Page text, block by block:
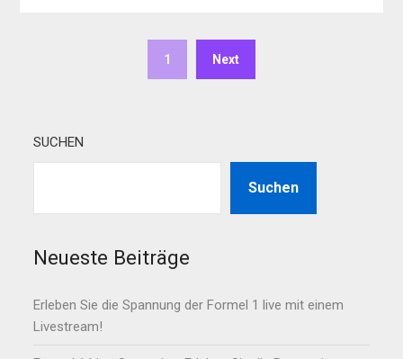
1 Next
SUCHEN
Suchen
Neueste Beiträge
Erleben Sie die Spannung der Formel 1 live mit einem
Livestream!